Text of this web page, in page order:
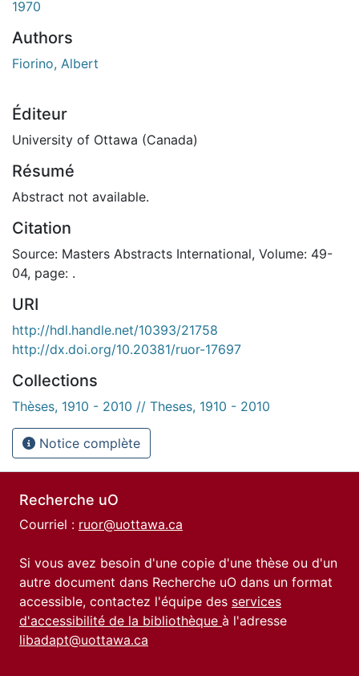
1970
Authors
Fiorino, Albert
Éditeur
University of Ottawa (Canada)
Résumé
Abstract not available.
Citation
Source: Masters Abstracts International, Volume: 49-
04, page: .
URI
http://hdl.handle.net/10393/21758
http://dx.doi.org/10.20381/ruor-17697
Collections
Thèses, 1910 - 2010 // Theses, 1910 - 2010
Notice complète
Recherche uO
Courriel : ruor@uottawa.ca
Si vous avez besoin d'une copie d'une thèse ou d'un
autre document dans Recherche uO dans un format
accessible, contactez l'équipe des services
d'accessibilité de la bibliothèque à l'adresse
libadapt@uottawa.ca